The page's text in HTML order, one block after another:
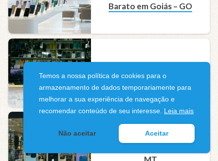
Barato em Goiás – GO
barato no Maranhão – MA
Onde comprar iPhone
barato no Mato Grosso –
Temos a nossa política de cookies para o
armazenamento de dados temporariamente para
melhorar a sua experiência de navegação e
recomendar conteúdo de seu interesse. Leia mais
Não aceitar Aceitar